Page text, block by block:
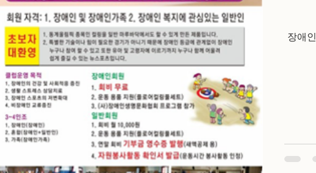
장애